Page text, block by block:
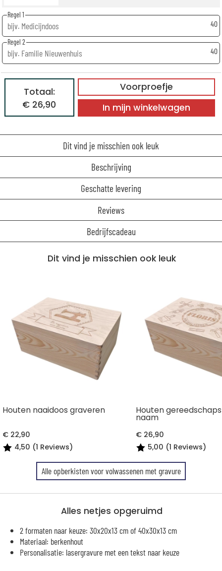
Regel 1
40
Regel 2
40
Voorproefje
Totaal:
€ 26,90
In mijn winkelwagen
Dit vind je misschien ook leuk
Beschrijving
Geschatte levering
Reviews
Bedrijfscadeau
Dit vind je misschien ook leuk
Houten naaidoos graveren
€ 22,90
4,50 (1 Reviews)
Houten
naam
€ 26,90
5,00 (1 Reviews)
Alle opberkisten voor volwassenen met gravure
Alles netjes opgeruimd
2 formaten naar keuze: 30x20x13 cm of 40x30x13 cm
Materiaal: berkenhout
Personalisatie: lasergravure met een tekst naar keuze